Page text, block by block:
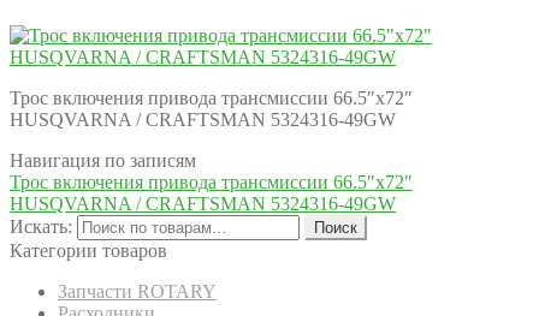
Трос включения привода трансмиссии 66.5″х72″
HUSQVARNA / CRAFTSMAN 5324316-49GW
Навигация по записям
Трос включения привода трансмиссии 66.5″х72″
HUSQVARNA / CRAFTSMAN 5324316-49GW
Искать:
Поиск
Категории товаров
Запчасти ROTARY